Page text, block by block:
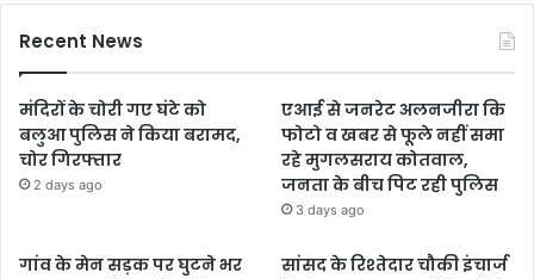
Recent News
मंदिरों के चोरी गए घंटे को
बलुआ पुलिस ने किया बरामद,
चोर गिरफ्तार
2 days ago
एआई से जनरेट अलनजीरा कि
फोटो व खबर से फूले नहीं समा
रहे मुगलसराय कोतवाल,
जनता के बीच पिट रही पुलिस
3 days ago
गांव के मेन सड़क पर घुटने भर
सांसद के रिश्तेदार चौकी इंचार्ज